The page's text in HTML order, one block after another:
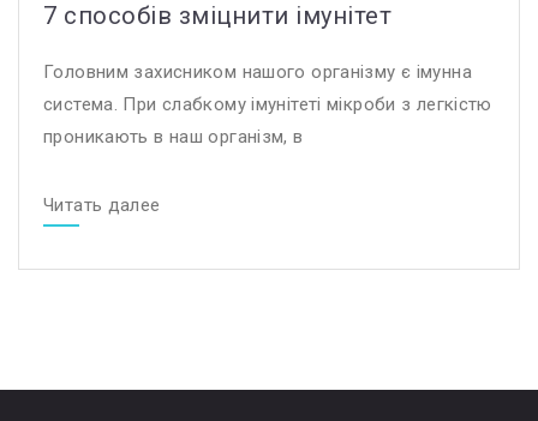
7 способів зміцнити імунітет
Головним захисником нашого організму є імунна
система. При слабкому імунітеті мікроби з легкістю
проникають в наш організм, в
Читать далее